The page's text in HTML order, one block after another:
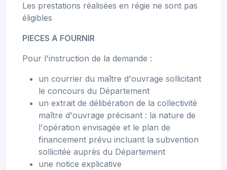
Les prestations réalisées en régie ne sont pas
éligibles
PIECES A FOURNIR
Pour l'instruction de la demande :
un courrier du maître d'ouvrage sollicitant
le concours du Département
un extrait de délibération de la collectivité
maître d'ouvrage précisant : la nature de
l'opération envisagée et le plan de
financement prévu incluant la subvention
sollicitée auprès du Département
une notice explicative